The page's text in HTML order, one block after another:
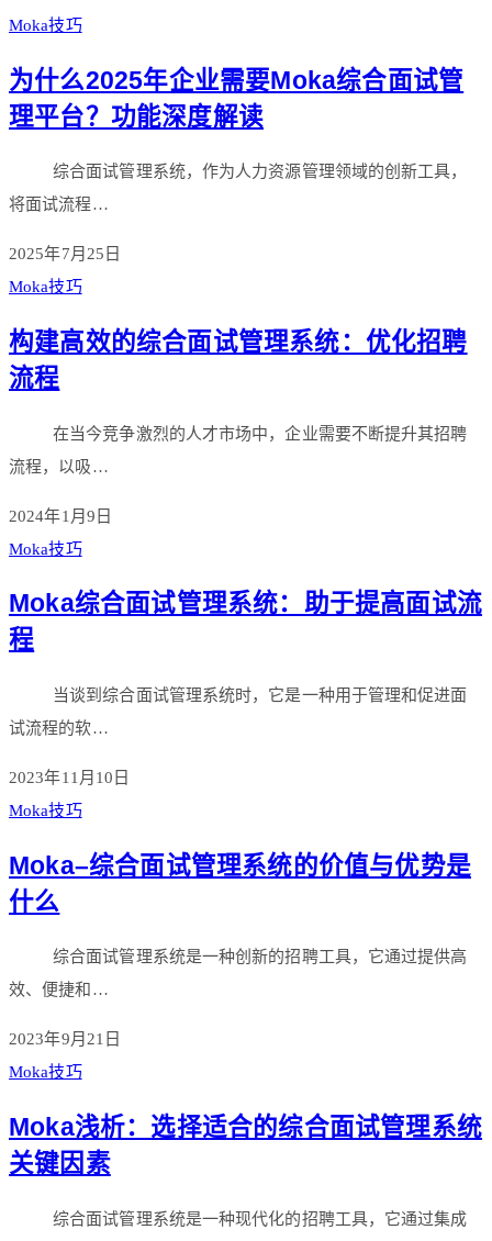
Moka技巧
为什么2025年企业需要Moka综合面试管
理平台？功能深度解读
综合面试管理系统，作为人力资源管理领域的创新工具，
将面试流程…
2025年7月25日
Moka技巧
构建高效的综合面试管理系统：优化招聘
流程
在当今竞争激烈的人才市场中，企业需要不断提升其招聘
流程，以吸…
2024年1月9日
Moka技巧
Moka综合面试管理系统：助于提高面试流
程
当谈到综合面试管理系统时，它是一种用于管理和促进面
试流程的软…
2023年11月10日
Moka技巧
Moka–综合面试管理系统的价值与优势是
什么
综合面试管理系统是一种创新的招聘工具，它通过提供高
效、便捷和…
2023年9月21日
Moka技巧
Moka浅析：选择适合的综合面试管理系统
关键因素
综合面试管理系统是一种现代化的招聘工具，它通过集成